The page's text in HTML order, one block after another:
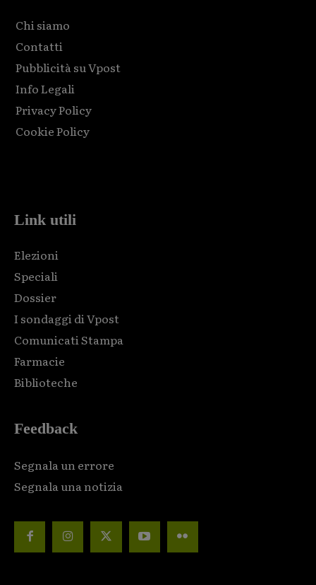
Chi siamo
Contatti
Pubblicità su Vpost
Info Legali
Privacy Policy
Cookie Policy
Link utili
Elezioni
Speciali
Dossier
I sondaggi di Vpost
Comunicati Stampa
Farmacie
Biblioteche
Feedback
Segnala un errore
Segnala una notizia